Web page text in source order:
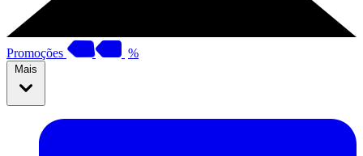
Promoções %
Mais